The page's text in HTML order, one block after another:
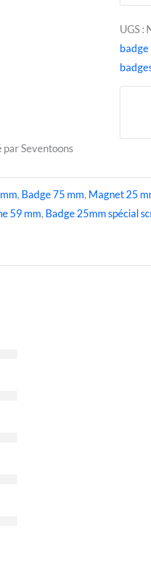
UGS :
badge
Seventoons
, Badge 75 mm, Magnet 25
59 mm, Badge 25mm spécial